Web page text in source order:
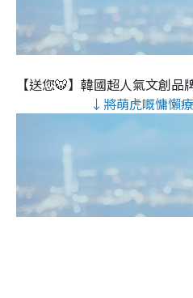
【送您🐯】韓國超人氣文創品
↓將萌虎嘅慵懶